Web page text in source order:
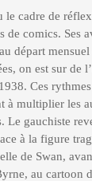
le cadre de
de comics. Ses
départ
on est sur de
Ces
à multiplier les
Le gauchiste
à la figure
de Swan,
au cartoon